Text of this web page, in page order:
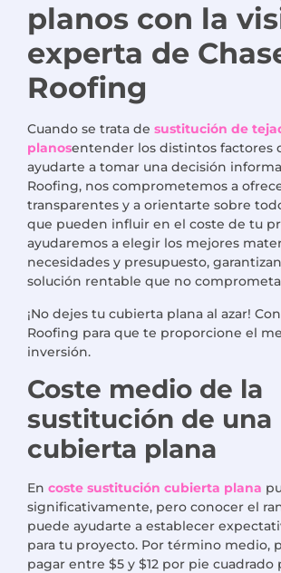
planos con la
experta de
Roofing
Cuando se trata de sustitución de
planosentender los distintos factores
ayudarte a tomar una decisión
Roofing, nos comprometemos a
transparentes y a orientarte sobre
que pueden influir en el coste de tu
ayudaremos a elegir los mejores
necesidades y presupuesto,
solución rentable que no
¡No dejes tu cubierta plana al azar!
Roofing para que te proporcione el
inversión.
Coste medio de la
sustitución de una
cubierta plana
En coste sustitución cubierta plana
significativamente, pero conocer el
puede ayudarte a establecer
para tu proyecto. Por término medio,
pagar entre $5 y $12 por pie cuadrado